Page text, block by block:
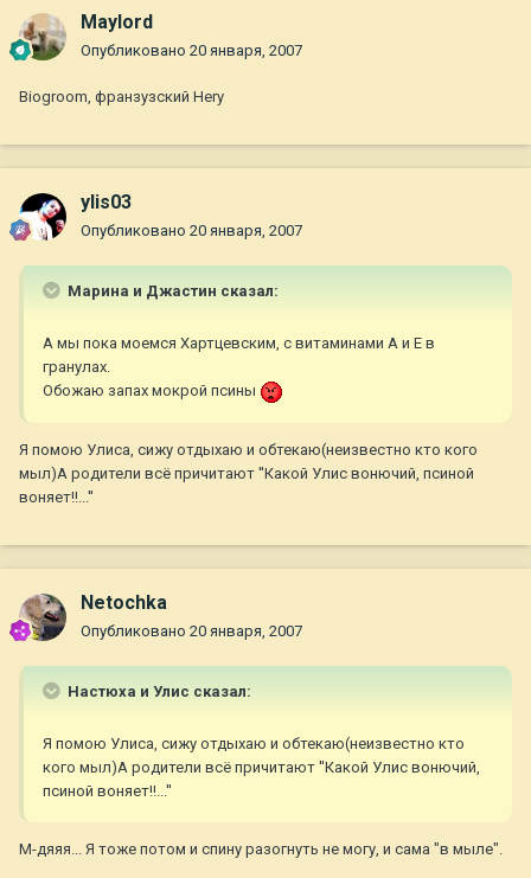
Maylord
Опубликовано 20 января, 2007
Biogroom, франзузский Hery
ylis03
Опубликовано 20 января, 2007
Марина и Джастин сказал:
А мы пока моемся Хартцевским, с витаминами А и Е в
гранулах.
Обожаю запах мокрой псины
Я помою Улиса, сижу отдыхаю и обтекаю(неизвестно кто кого
мыл)А родители всё причитают ''Какой Улис вонючий, псиной
воняет!!...''
Netochka
Опубликовано 20 января, 2007
Настюха и Улис сказал:
Я помою Улиса, сижу отдыхаю и обтекаю(неизвестно кто
кого мыл)А родители всё причитают ''Какой Улис вонючий,
псиной воняет!!...''
М-дяяя... Я тоже потом и спину разогнуть не могу, и сама "в мыле".